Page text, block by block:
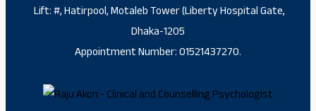
Lift: #, Hatirpool, Motaleb Tower (Liberty Hospital Gate,
Dhaka-1205
Appointment Number: 01521437270.